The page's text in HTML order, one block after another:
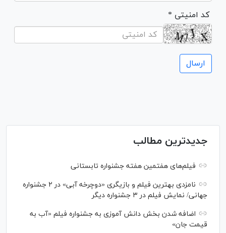
* کد امنیتی
جدیدترین مطالب
فیلم‌های هفتمین هفته جشنواره تابستانی
نامزدی بهترین فیلم و بازیگری «دوچرخه آبی» در ۲ جشنواره
جهانی/ نمایش فیلم در ۳ جشنواره دیگر
اضافه شدن بخش دانش آموزی به جشنواره فیلم «آب به
قیمت جان»